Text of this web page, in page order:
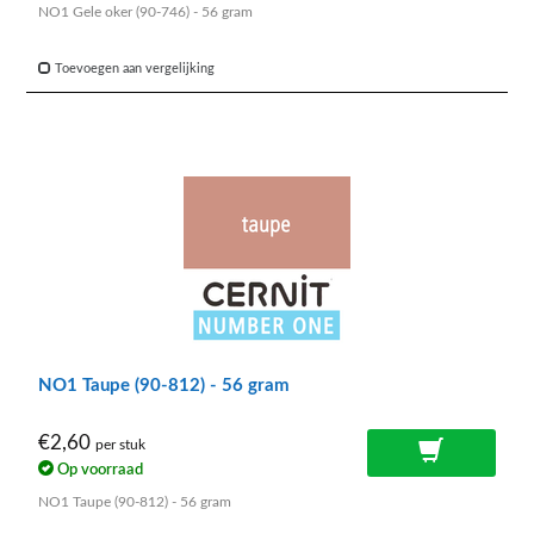
NO1 Gele oker (90-746) - 56 gram
Toevoegen aan vergelijking
NO1 Taupe (90-812) - 56 gram
€2,60 per stuk
Op voorraad
NO1 Taupe (90-812) - 56 gram